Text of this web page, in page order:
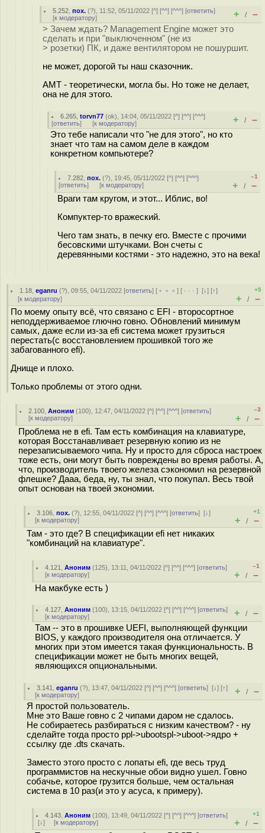
5.252 ,пох. (?), 11:52, 05/11/2022 [^] [^^] [^^^] [ответить]
[к модератору] + / –
> Зачем ждать? Management Engine может это
сделать и при "выключенном" (не из
> розетки) ПК, и даже вентилятором не пошуршит.
не может, дорогой ты наш сказочник.
AMT - теоретически, могла бы. Но тоже не делает,
она не для этого.
6.265 ,torvn77 (ok), 14:04, 05/11/2022 [^] [^^] [^^^]
[ответить] [к модератору] + / –
Это тебе написали что "не для этого", но кто
знает что там на самом деле в каждом
конкретном компьютере?
7.282 ,пох. (?), 19:45, 05/11/2022 [^] [^^] [^^^]
[ответить] [к модератору]
–1
+ / –
Враги там кругом, и этот... Иблис, во!
Компуктер-то вражеский.
Чего там знать, в печку его. Вместе с прочими
бесовскими штучками. Вон счеты с
деревянными костями - это надежно, это на века!
1.18 ,eganru (?), 09:55, 04/11/2022 [ответить] [ ﹢﹢﹢] [ · · ·][↓] [↑]
[к модератору]
+5
+ / –
По моему опыту всё, что связано с EFI - второсортное
неподдерживаемое глючно говно. Обновлений минимум
самых, даже если из-за efi система может грузиться
перестать(с восстановлением прошивкой того же
забагованного efi).
Днище и плохо.
Только проблемы от этого одни.
2.100 ,Аноним (100), 12:47, 04/11/2022 [^] [^^] [^^^] [ответить]
[к модератору]
–3
+ / –
Проблема не в efi. Там есть комбинация на клавиатуре,
которая Восстанавливает резервную копию из не
перезаписываемого чипа. Ну и просто для сброса настроек
тоже есть, они могут быть повреждены во время работы. А,
что, производитель твоего железа сэкономил на резервной
флешке? Дааа, беда, ну, ты знал, что покупал. Весь твой
опыт основан на твоей экономии.
3.106 ,пох. (?), 12:55, 04/11/2022 [^] [^^] [^^^] [ответить][↓]
[к модератору]
+1
+ / –
Там - это где? В спецификации efi нет никаких
"комбинаций на клавиатуре".
4.121 ,Аноним (125), 13:11, 04/11/2022 [^] [^^] [^^^] [ответить]
[к модератору]
–1
+ / –
На макбуке есть )
4.127 ,Аноним (100), 13:15, 04/11/2022 [^] [^^] [^^^] [ответить]
[к модератору] + / –
Там -- это в прошивке UEFI, выполняющей функции
BIOS, у каждого производителя она отличается. У
многих при этом имеется такая функциональность. В
спецификации может не быть многих вещей,
являющихся опциональными.
3.141 ,eganru (?), 13:47, 04/11/2022 [^] [^^] [^^^] [ответить][↓] [↑]
[к модератору] + / –
Я простой пользователь.
Мне это Ваше говно с 2 чипами даром не сдалось.
Не собираетесь разбираться с низким качеством? - ну
сделайте тогда просто ppl->ubootspl->uboot->ядро +
ссылку где .dts скачать.
Заместо этого просто с лопаты efi, где весь труд
программистов на нескучные обои видно ушел. Говно
собачье, которое грузится больше, чем остальная
система в 10 раз(и это у асуса, к примеру).
4.143 ,Аноним (100), 13:49, 04/11/2022 [^] [^^] [^^^] [ответить]
[↓] [к модератору]
+1
+ / –